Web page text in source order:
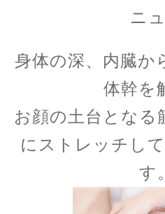
ニ
身体の深、内臓か
体幹を
お顔の土台となる
にストレッチして
す。